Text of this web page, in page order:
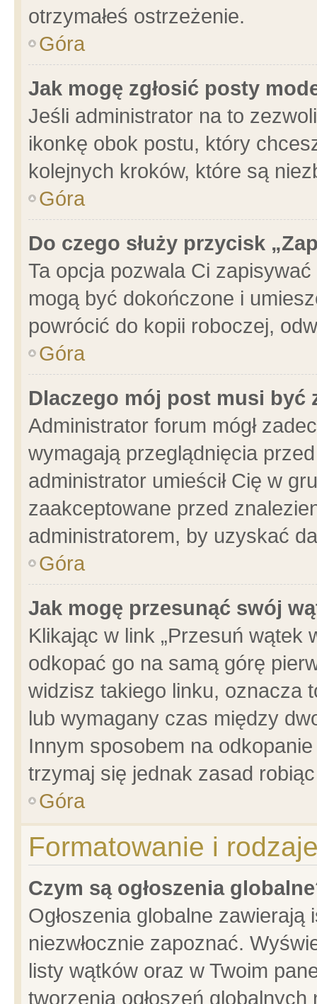
otrzymałeś ostrzeżenie.
Góra
Jak mogę zgłosić posty
Jeśli administrator na to
ikonkę obok postu, który
kolejnych kroków, które są
Góra
Do czego służy przycisk
Ta opcja pozwala Ci
mogą być dokończone i
powrócić do kopii roboczej,
Góra
Dlaczego mój post musi być
Administrator forum mógł
wymagają przeglądnięcia
administrator umieścił Cię w
zaakceptowane przed
administratorem, by uzyskać
Góra
Jak mogę przesunąć swój
Klikając w link „Przesuń wątek
odkopać go na samą górę
widzisz takiego linku, oznacza
lub wymagany czas między
Innym sposobem na
trzymaj się jednak zasad
Góra
Formatowanie i
Czym są ogłoszenia
Ogłoszenia globalne
niezwłocznie zapoznać.
listy wątków oraz w Twoim
tworzenia ogłoszeń